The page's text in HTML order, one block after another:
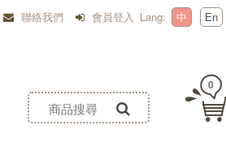
聯絡我們 會員登入 Lang: 中 En
0